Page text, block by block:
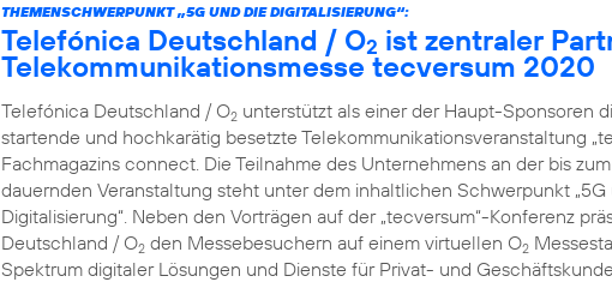
THEMENSCHWERPUNKT „5G UND DIE DIGITALISIERUNG“:
Telefónica Deutschland / O2 ist zentraler
Telekommunikationsmesse tecversum 2020
Telefónica Deutschland / O2 unterstützt als einer der Haupt-Sponsoren
startende und hochkarätig besetzte Telekommunikationsveranstaltung
Fachmagazins connect. Die Teilnahme des Unternehmens an der bis
dauernden Veranstaltung steht unter dem inhaltlichen Schwerpunkt „5G
Digitalisierung“. Neben den Vorträgen auf der „tecversum“-Konferenz
Deutschland / O2 den Messebesuchern auf einem virtuellen O2
Spektrum digitaler Lösungen und Dienste für Privat- und